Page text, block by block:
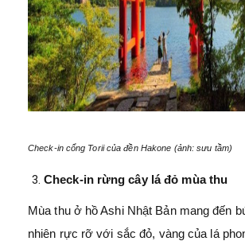
Check-in cổng Torii của đền Hakone (ảnh: sưu tầm)
Check-in rừng cây lá đỏ mùa thu
Mùa thu ở hồ Ashi Nhật Bản mang đến
nhiên rực rỡ với sắc đỏ, vàng của lá